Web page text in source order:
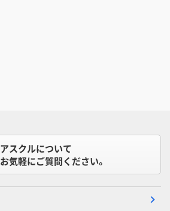
アスクルについて
お気軽にご質問ください。